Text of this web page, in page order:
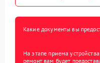
Какие документы вы
На этапе приема
ремонт вам будет